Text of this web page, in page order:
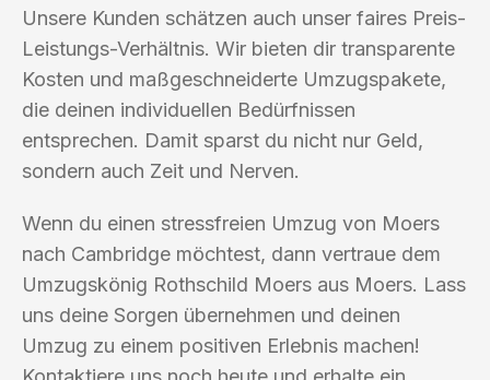
Unsere Kunden schätzen auch unser faires Preis-
Leistungs-Verhältnis. Wir bieten dir transparente
Kosten und maßgeschneiderte Umzugspakete,
die deinen individuellen Bedürfnissen
entsprechen. Damit sparst du nicht nur Geld,
sondern auch Zeit und Nerven.
Wenn du einen stressfreien Umzug von Moers
nach Cambridge möchtest, dann vertraue dem
Umzugskönig Rothschild Moers aus Moers. Lass
uns deine Sorgen übernehmen und deinen
Umzug zu einem positiven Erlebnis machen!